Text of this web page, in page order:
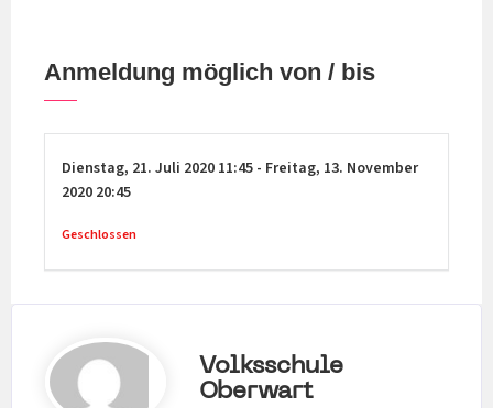
Anmeldung möglich von / bis
Dienstag, 21. Juli 2020 11:45 - Freitag, 13. November
2020 20:45
Geschlossen
Volksschule
Oberwart